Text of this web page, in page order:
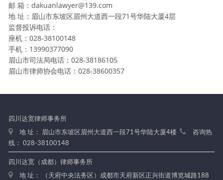
邮 箱：dakuanlawyer@139.com
地 址：眉山市东坡区眉州大道西一段71号华陆大厦4层
监督投诉电话：
座机：028-38100148
手机：13990377090
眉山市司法局电话：028-38186105
眉山市律师协会电话：028-38600357
四川达宽律师事务所
地 址： 眉山市东坡区眉州大道西一段71号华陆大厦4楼
咨询热
线： 028-38100148
四川达宽（成都）律师事务所
地 址： （天府中央法务区）成都市天府新区正兴街道博览城路188